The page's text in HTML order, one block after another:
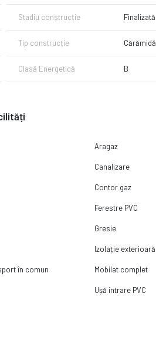
Stadiu construcție Finalizată
Tip construcție Cărămidă
Clasă Energetică B
Aragaz
Canalizare
Contor gaz
Ferestre PVC
Gresie
Izolație exterioară
în comun Mobilat complet
Ușă intrare PVC